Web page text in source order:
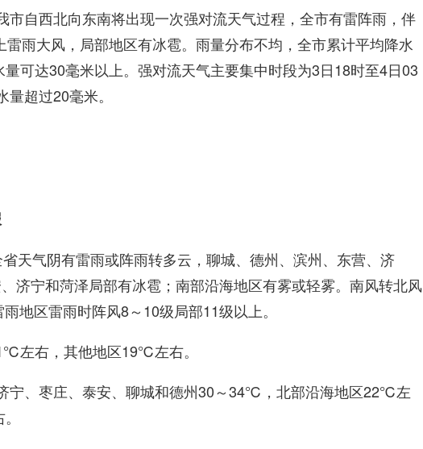
市自西北向东南将出现一次强对流天气过程，全市有雷阵雨，伴
雨大风，局部地区有冰雹。雨量分布不均，全市累计平均降水
可达30毫米以上。强对流天气主要集中时段为3日18时至4日03
超过20毫米。
天气阴有雷雨或阵雨转多云，聊城、德州、滨州、东营、济
济宁和菏泽局部有冰雹；南部沿海地区有雾或轻雾。南风转北风
地区雷雨时阵风8～10级局部11级以上。
左右，其他地区19℃左右。
宁、枣庄、泰安、聊城和德州30～34℃，北部沿海地区22℃左